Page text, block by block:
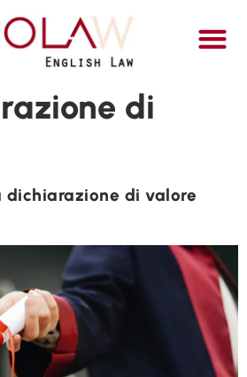
di
dichiarazione di valore